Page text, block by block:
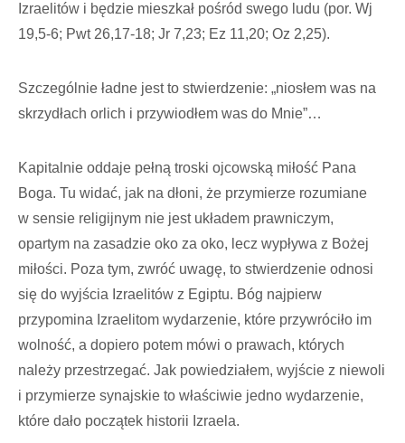
Izraelitów i będzie mieszkał pośród swego ludu (por. Wj
19,5-6; Pwt 26,17-18; Jr 7,23; Ez 11,20; Oz 2,25).
Szczególnie ładne jest to stwierdzenie: „niosłem was na
skrzydłach orlich i przywiodłem was do Mnie”…
Kapitalnie oddaje pełną troski ojcowską miłość Pana
Boga. Tu widać, jak na dłoni, że przymierze rozumiane
w sensie religijnym nie jest układem prawniczym,
opartym na zasadzie oko za oko, lecz wypływa z Bożej
miłości. Poza tym, zwróć uwagę, to stwierdzenie odnosi
się do wyjścia Izraelitów z Egiptu. Bóg najpierw
przypomina Izraelitom wydarzenie, które przywróciło im
wolność, a dopiero potem mówi o prawach, których
należy przestrzegać. Jak powiedziałem, wyjście z niewoli
i przymierze synajskie to właściwie jedno wydarzenie,
które dało początek historii Izraela.